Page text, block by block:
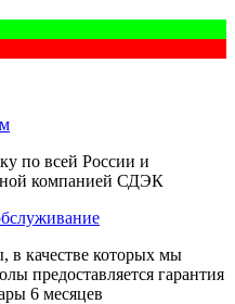
по всей России и
компанией СДЭК
в качестве которых мы
предоставляется гарантия
6 месяцев